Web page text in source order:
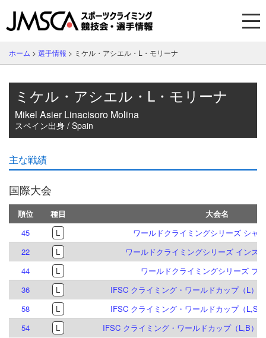
ホーム > 選手情報 > ミケル・アシエル・L・モリーナ
ミケル・アシエル・L・モリーナ
Mikel Asier Linacisoro Molina
スペイン出身 / Spain
主な戦績
国際大会
順位 種目
大会名
45
L
ワールドクライミングシリーズ シャ
22
L
ワールドクライミングシリーズ インス
44
L
ワールドクライミングシリーズ プ
36
L
IFSC クライミング・ワールドカップ（L）
58
L
IFSC クライミング・ワールドカップ（L,S
54
L
IFSC クライミング・ワールドカップ（L,B）